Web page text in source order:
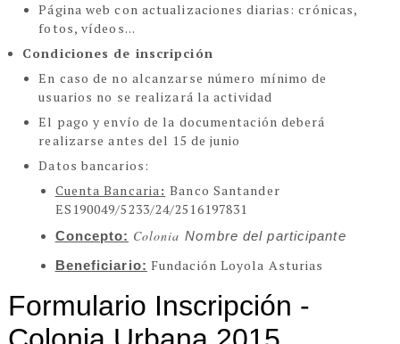
Página web con actualizaciones diarias: crónicas,
fotos, vídeos...
Condiciones de inscripción
En caso de no alcanzarse número mínimo de
usuarios no se realizará la actividad
El pago y envío de la documentación deberá
realizarse antes del 15 de junio
Datos bancarios:
Cuenta Bancaria: Banco Santander
ES190049/5233/24/2516197831
Concepto: ColoniaNombre del participante
Beneficiario: Fundación Loyola Asturias